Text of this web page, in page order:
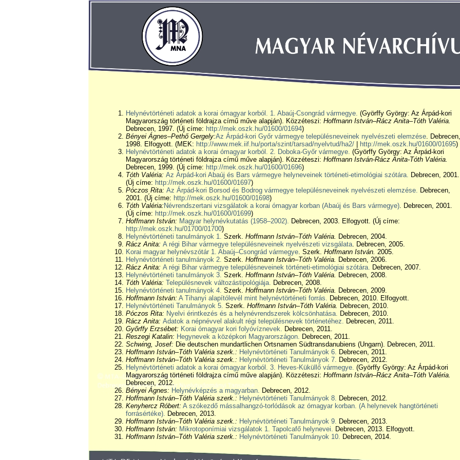
Helynévtörténeti adatok a korai ómagyar korból. 1. Abaúj-Csongrád vármegye. (Györffy György: Az Árpád-kori
Magyarország történeti földrajza című műve alapján). Közzéteszi: Hoffmann István–Rácz Anita–Tóth Valéria.
Debrecen, 1997. (Új címe: http://mek.oszk.hu/01600/01694)
Bényei Ágnes–Pethő Gergely:Az Árpád-kori Győr vármegye településneveinek nyelvészeti elemzése. Debrecen,
1998. Elfogyott. (MEK: http://www.mek.iif.hu/porta/szint/tarsad/nyelvtud/ha2/ http://mek.oszk.hu/01600/01695)
Helynévtörténeti adatok a korai ómagyar korból. 2. Doboka-Győr vármegye. (Györffy György: Az Árpád-kori
Magyarország történeti földrajza című műve alapján). Közzéteszi: Hoffmann István-Rácz Anita-Tóth Valéria.
Debrecen, 1999. (Új címe: http://mek.oszk.hu/01600/01696)
Tóth Valéria: Az Árpád-kori Abaúj és Bars vármegye helyneveinek történeti-etimológiai szótára. Debrecen, 2001.
(Új címe: http://mek.oszk.hu/01600/01697)
Póczos Rita: Az Árpád-kori Borsod és Bodrog vármegye településneveinek nyelvészeti elemzése. Debrecen,
2001. (Új címe: http://mek.oszk.hu/01600/01698)
Tóth Valéria: Névrendszertani vizsgálatok a korai ómagyar korban (Abaúj és Bars vármegye). Debrecen, 2001.
(Új címe: http://mek.oszk.hu/01600/01699)
Hoffmann István: Magyar helynévkutatás (1958–2002). Debrecen, 2003. Elfogyott. (Új címe:
http://mek.oszk.hu/01700/01700)
Helynévtörténeti tanulmányok 1. Szerk. Hoffmann István–Tóth Valéria. Debrecen, 2004.
Rácz Anita: A régi Bihar vármegye településneveinek nyelvészeti vizsgálata. Debrecen, 2005.
Korai magyar helynévszótár 1. Abaúj–Csongrád vármegye. Szerk. Hoffmann István. 2005.
Helynévtörténeti tanulmányok 2. Szerk. Hoffmann István–Tóth Valéria. Debrecen, 2006.
Rácz Anita: A régi Bihar vármegye településneveinek történeti-etimológiai szótára. Debrecen, 2007.
Helynévtörténeti tanulmányok 3. Szerk. Hoffmann István–Tóth Valéria. Debrecen, 2008.
Tóth Valéria: Településnevek változástipológiája. Debrecen, 2008.
Helynévtörténeti tanulmányok 4. Szerk. Hoffmann István–Tóth Valéria. Debrecen, 2009.
Hoffmann István: A Tihanyi alapítólevél mint helynévtörténeti forrás. Debrecen, 2010. Elfogyott.
Helynévtörténeti Tanulmányok 5. Szerk. Hoffmann István–Tóth Valéria. Debrecen, 2010.
Póczos Rita: Nyelvi érintkezés és a helynévrendszerek kölcsönhatása. Debrecen, 2010.
Rácz Anita: Adatok a népnévvel alakult régi településnevek történetéhez. Debrecen, 2011.
Győrffy Erzsébet: Korai ómagyar kori folyóvíznevek. Debrecen, 2011.
Reszegi Katalin: Hegynevek a középkori Magyarországon. Debrecen, 2011.
Schwing, Josef: Die deutschen mundartlichen Ortsnamen Südtransdanubiens (Ungarn). Debrecen, 2011.
Hoffmann István–Tóth Valéria szerk.: Helynévtörténeti Tanulmányok 6. Debrecen, 2011.
Hoffmann István–Tóth Valéria szerk.: Helynévtörténeti Tanulmányok 7. Debrecen, 2012.
Helynévtörténeti adatok a korai ómagyar korból. 3. Heves-Küküllő vármegye. (Györffy György: Az Árpád-kori
Magyarország történeti földrajza című műve alapján). Közzéteszi: Hoffmann István–Rácz Anita–Tóth Valéria.
Debrecen, 2012.
Bényei Ágnes: Helynévképzés a magyarban. Debrecen, 2012.
Hoffmann István–Tóth Valéria szerk.: Helynévtörténeti Tanulmányok 8. Debrecen, 2012.
Kenyhercz Róbert: A szókezdő mássalhangzó-torlódások az ómagyar korban. (A helynevek hangtörténeti
forrásértéke). Debrecen, 2013.
Hoffmann István–Tóth Valéria szerk.: Helynévtörténeti Tanulmányok 9. Debrecen, 2013.
Hoffmann István: Mikrotoponímiai vizsgálatok 1. Tapolcafő helynevei. Debrecen, 2013. Elfogyott.
Hoffmann István–Tóth Valéria szerk.: Helynévtörténeti Tanulmányok 10. Debrecen, 2014.
Szőke Melinda: A garamszentbenedeki apátság alapítólevelének nyelvtörténeti vizsgálata.